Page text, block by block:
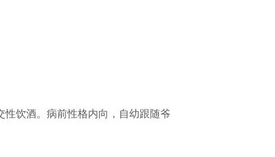
饮酒。病前性格内向，自幼跟随爷